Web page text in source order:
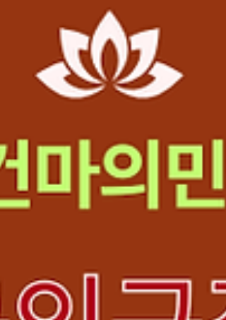
우지 않아도 되는 시간의 가치 스웨디시는 무
언가를 해내야 하는 시간 이 아니다.부드럽고
일정한 리듬의 관리 속에서 몸을 맡기기만 하
면 된다. 생각을 정리하지 않아도, 말로 설명
지 않아도 괜찮다. 이 ‘아무것도 하지 않아도
되는 시간’이 하루를 비우는 데 가장 중요한
마사지는 순간적인 시원함을 주지만, 스웨디
시는 다르다.천천히 이어지는 압과 호흡에 맞
춘 움직임은 몸의 긴장을 서서히 풀어주고,
리가 끝난 후에도 잔잔한 안정감을 남긴다.
래서 스웨디시는 한 번의 이벤트가 아니라 일